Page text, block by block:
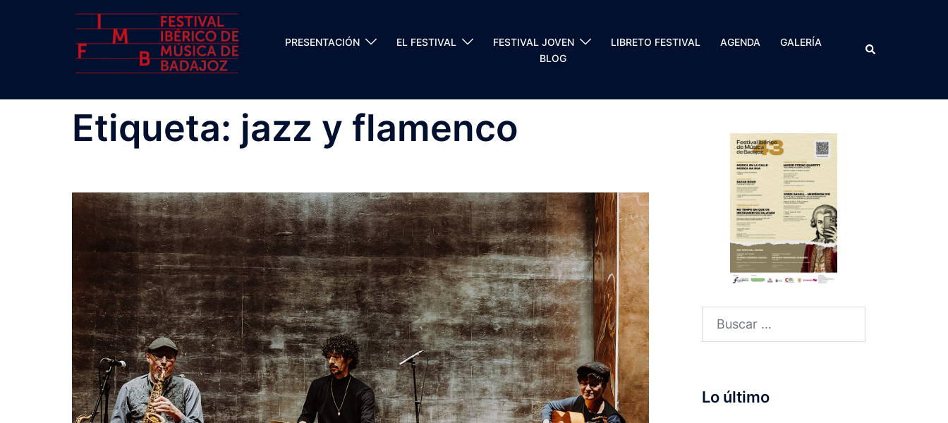
PRESENTACIÓN EL FESTIVAL FESTIVAL JOVEN LIBRETO FESTIVAL AGENDA
GALERÍA
BLOG
Buscar
Etiqueta: jazz y flamenco
Buscar:
Lo último